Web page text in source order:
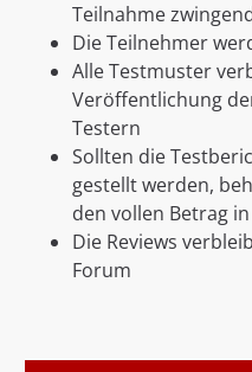
Teilnahme
Die Teilnehmer
Alle Testmuster
Veröffentlichung
Testern
Sollten die
gestellt werden,
den vollen Betrag
Die Reviews
Forum